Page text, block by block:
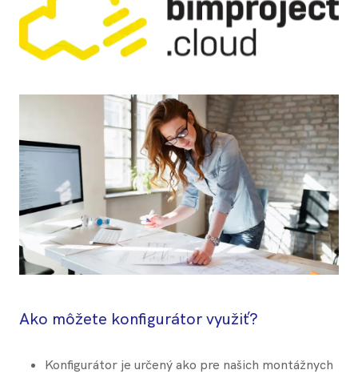
Ako môžete konfigurátor využiť?
Konfigurátor je určený ako pre našich montážnych